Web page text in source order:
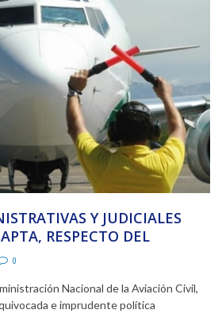
Y JUDICIALES
RESPECTO DEL
RAAC POR ...
0
Nacional de la Aviación Civil,
e imprudente política